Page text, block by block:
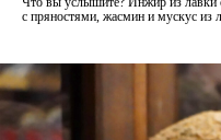
с пряностями, жасмин и мускус из